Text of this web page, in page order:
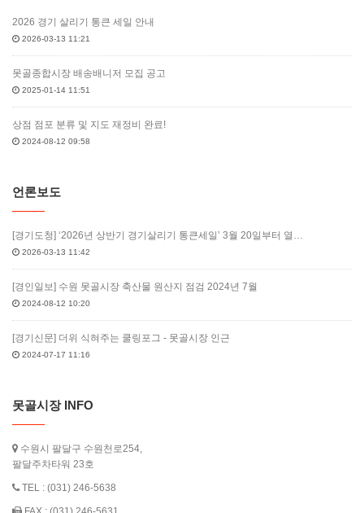
2026 경기 살리기 통큰 세일 안내
2026-03-13 11:21
못골종합시장 배송배니저 모집 공고
2025-01-14 11:51
상점 점포 분류 및 지도 재정비 완료!
2024-08-12 09:58
언론보도
[경기도청] ‘2026년 상반기 경기살리기 통큰세일’ 3월 20일부터 열…
2026-03-13 11:42
[경인일보] 수원 못골시장 축산물 원산지 점검 2024년 7월
2024-08-12 10:20
[경기신문] 더위 식혀주는 쿨링포그 - 못골시장 인근
2024-07-17 11:16
못골시장 INFO
수원시 팔달구 수원천로254,
팔달주차타워 23호
TEL : (031) 246-5638